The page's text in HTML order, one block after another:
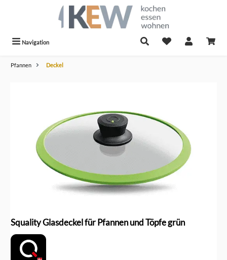
Navigation
Pfannen Deckel
Squality Glasdeckel für Pfannen und Töpfe grün